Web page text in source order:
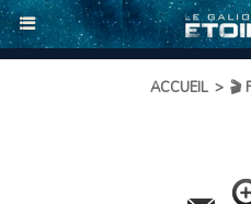
ACCUEIL > 🎬